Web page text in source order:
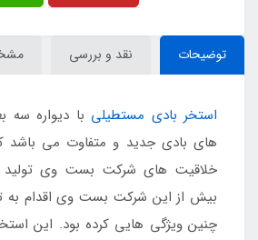
توضیحات نقد و بررسی
استخر بادی مستطیلی با دیواره سه
های بادی جدید و متفاوت می باشد
خلاقیت های شرکت بست وی
بیش از این شرکت بست وی اقدام به
چنین ویژگی هایی کرده بود. این